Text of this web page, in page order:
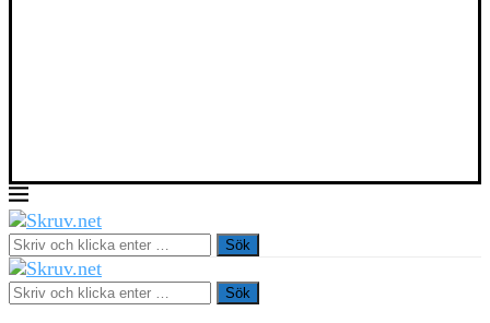
Sök
Sök